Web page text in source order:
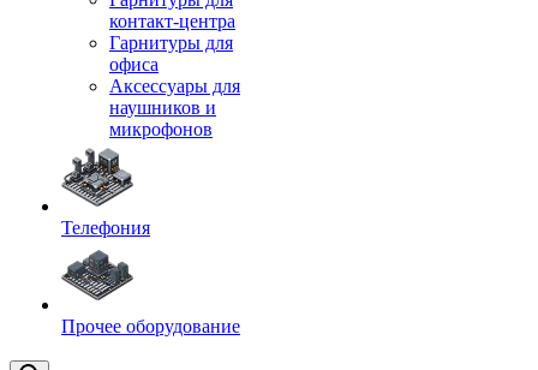
контакт-центра
Гарнитуры для
офиса
Аксессуары для
наушников и
микрофонов
Телефония
Прочее оборудование